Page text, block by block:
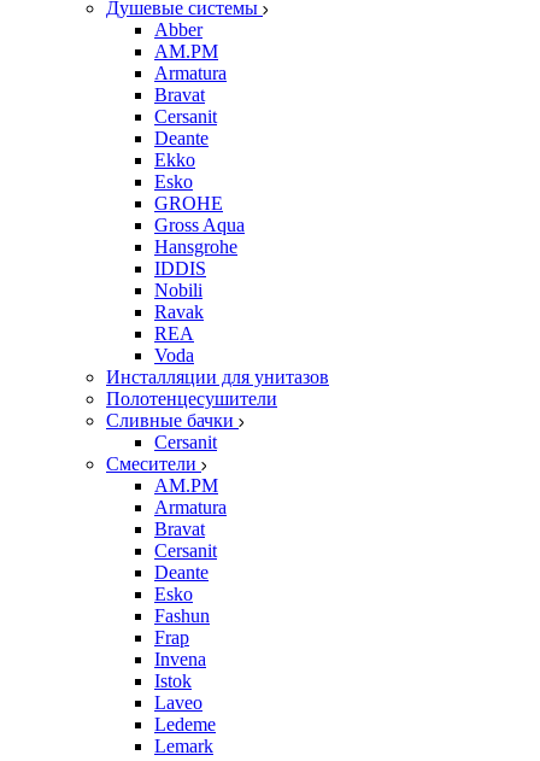
Душевые системы
Abber
AM.PM
Armatura
Bravat
Cersanit
Deante
Ekko
Esko
GROHE
Gross Aqua
Hansgrohe
IDDIS
Nobili
Ravak
REA
Voda
Инсталляции для унитазов
Полотенцесушители
Сливные бачки
Cersanit
Смесители
AM.PM
Armatura
Bravat
Cersanit
Deante
Esko
Fashun
Frap
Invena
Istok
Laveo
Ledeme
Lemark